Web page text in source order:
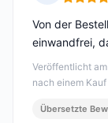
Veröffentlicht
nach einem
Von der
einwandfrei,
Übersetzte